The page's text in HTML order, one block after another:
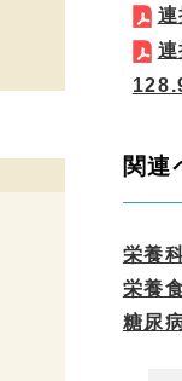
関連
栄養
栄養
糖尿